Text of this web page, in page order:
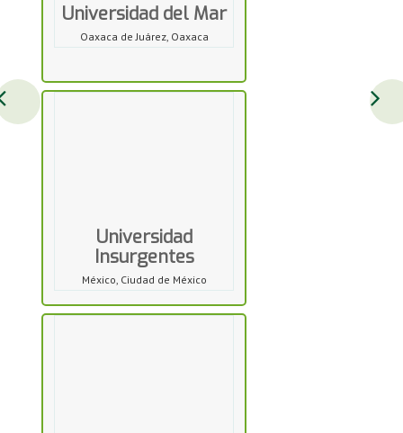
Universidad del Mar
Oaxaca de Juárez, Oaxaca
Universidad
Insurgentes
México, Ciudad de México